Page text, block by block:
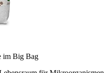
im Big Bag